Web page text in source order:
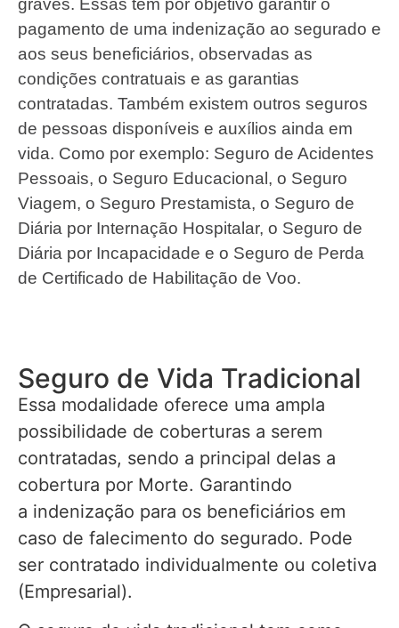
pagamento de uma indenização ao segurado e
aos seus beneficiários, observadas as
condições contratuais e as garantias
contratadas. Também existem outros seguros
de pessoas disponíveis e auxílios ainda em
vida. Como por exemplo: Seguro de Acidentes
Pessoais, o Seguro Educacional, o Seguro
Viagem, o Seguro Prestamista, o Seguro de
Diária por Internação Hospitalar, o Seguro de
Diária por Incapacidade e o Seguro de Perda
de Certificado de Habilitação de Voo.
Seguro de Vida Tradicional
Essa modalidade oferece uma ampla
possibilidade de coberturas a serem
contratadas, sendo a principal delas a
cobertura por Morte. Garantindo
a indenização para os beneficiários em
caso de falecimento do segurado. Pode
ser contratado individualmente ou coletiva
(Empresarial).